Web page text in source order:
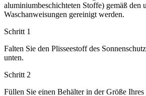
aluminiumbeschichteten Stoffe) gemäß den
Waschanweisungen gereinigt werden.
Schritt 1
Falten Sie den Plisseestoff des
unten.
Schritt 2
Füllen Sie einen Behälter in der Größe